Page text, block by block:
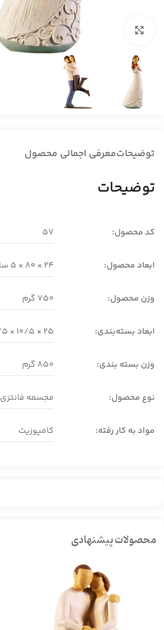
بزرگنمایی تصویر
توضیحاتمعرفی اجمالی محصول
توضیحات
کد محصول:
ابعاد محصول:
وزن محصول:
ابعاد بسته‌بندی:
وزن بسته بندی:
نوع محصول:
مواد به کار رفته:
57
24 × 80 × 5 سانتی‌متر
750 گرم
25 × 10/5 × 10/5 سانتی‌متر
850 گرم
مجسمه فانتزی
کامپوزیت
محصولات پیشنهادی